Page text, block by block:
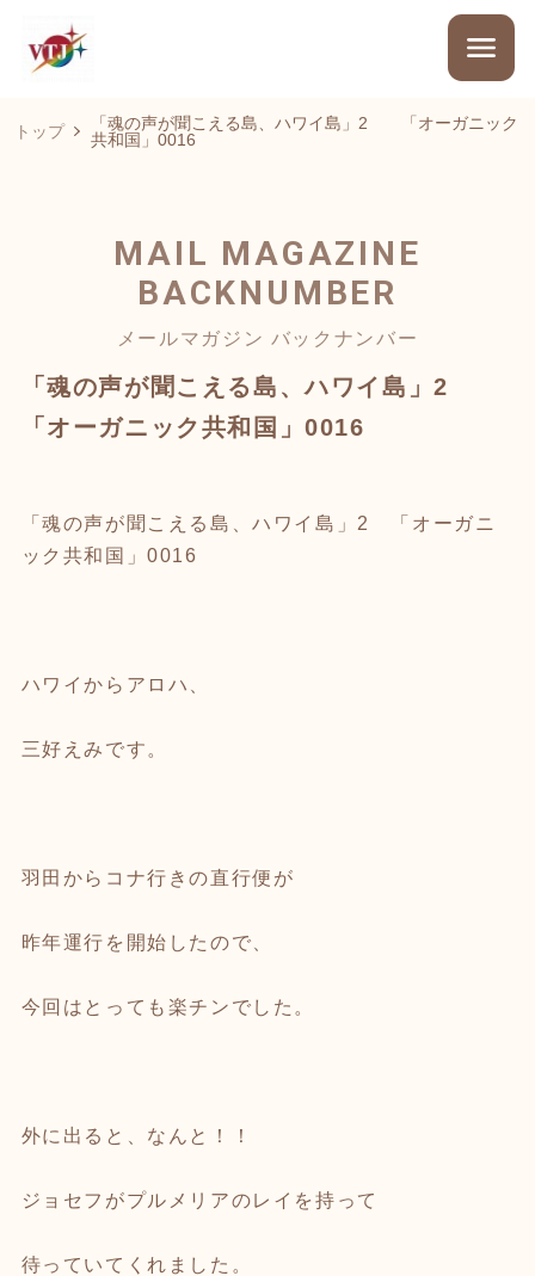
トップ
「魂の声が聞こえる島、ハワイ島」2 「オーガニック
共和国」0016
MAIL MAGAZINE
BACKNUMBER
メールマガジン バックナンバー
「魂の声が聞こえる島、ハワイ島」2
「オーガニック共和国」0016
「魂の声が聞こえる島、ハワイ島」2 「オーガニ
ック共和国」0016
ハワイからアロハ、
三好えみです。
羽田からコナ行きの直行便が
昨年運行を開始したので、
今回はとっても楽チンでした。
外に出ると、なんと！！
ジョセフがプルメリアのレイを持って
待っていてくれました。